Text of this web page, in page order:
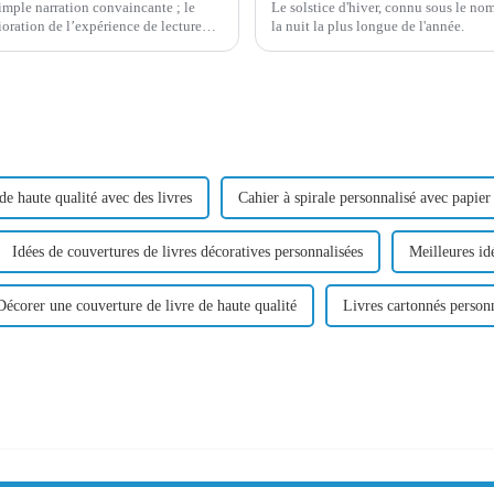
narration convaincante ; le
de l’expérience de lecture
Le solstice d'hiver, connu sous le
la nuit la plus longue de l'année.
haute qualité avec des livres Cahier à spirale personnalisé avec
Idées de couvertures de livres décoratives personnalisées Meilleures
une couverture de livre de haute qualité Livres cartonnés